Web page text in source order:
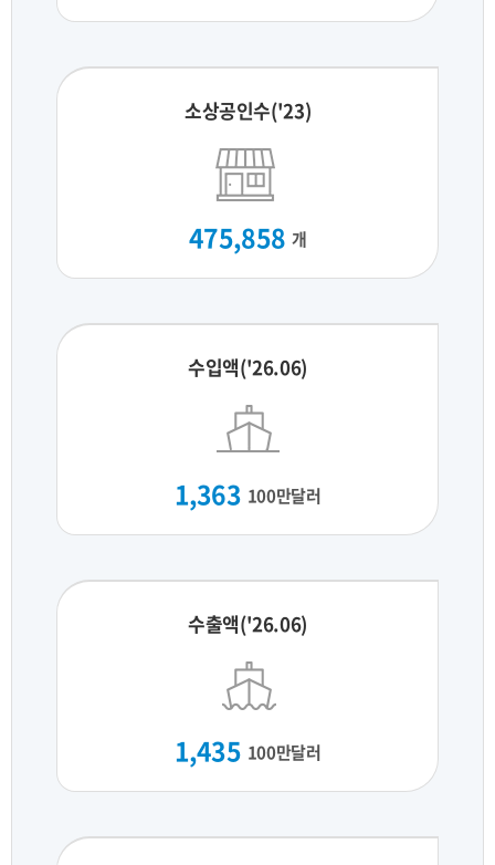
소상공인수('23)
475,858 개
수입액('26.06)
1,363 100만달러
수출액('26.06)
1,435 100만달러